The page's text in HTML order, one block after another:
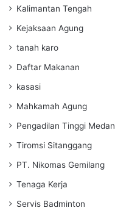
Kalimantan Tengah
Kejaksaan Agung
tanah karo
Daftar Makanan
kasasi
Mahkamah Agung
Pengadilan Tinggi Medan
Tiromsi Sitanggang
PT. Nikomas Gemilang
Tenaga Kerja
Servis Badminton